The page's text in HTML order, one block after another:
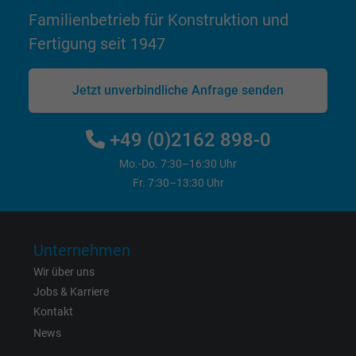
Anbieter Google LLC
Zweck
Wird verwendet, um die Aktionen eines
Benutzers auf der Website zu
zu registrieren und zu melden.
test_cookie, Google DoubleClick
Laufzeit 15 Minuten
Zweck
Familienbetrieb für Konstruktion und
Fertigung seit 1947
Jetzt unverbindliche Anfrage senden
+49 (0)2162 898-0
Mo.-Do. 7:30–16:30 Uhr
Fr. 7:30–13:30 Uhr
Unternehmen
Wir über uns
Jobs & Karriere
Kontakt
News